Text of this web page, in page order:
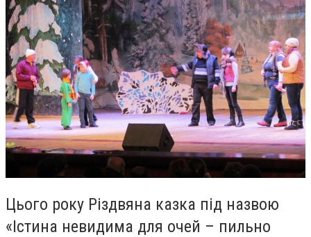
Цього року Різдвяна казка під назвою
«Істина невидима для очей – пильно